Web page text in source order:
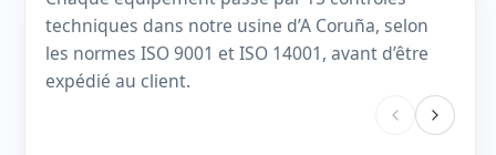
techniques dans notre usine d’A Coruña, selon
les normes ISO 9001 et ISO 14001, avant d’être
expédié au client.